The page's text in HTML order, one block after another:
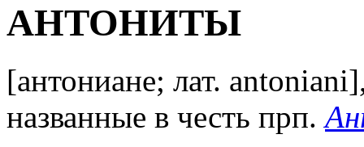
АНТОНИТЫ
[aнтониане; лат.
названные в честь прп.